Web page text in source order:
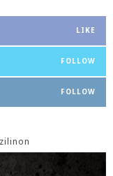
LIKE
FOLLOW
FOLLOW